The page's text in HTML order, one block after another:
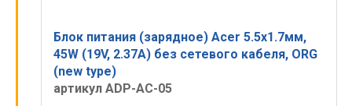
Блок питания (зарядное) Acer 5.5x1.7мм,
45W (19V, 2.37A) без сетевого кабеля, ORG
(new type)
артикул ADP-AC-05